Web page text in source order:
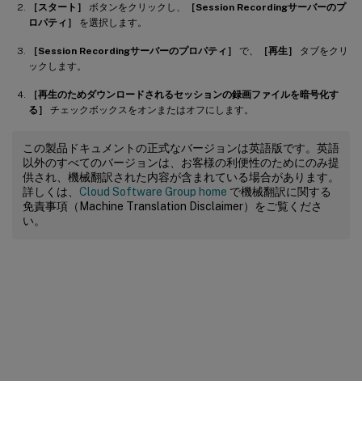
［スタート］ ボタンをクリックし、
［Session Recordingサーバーのプ
ロパティ］
を選択します。
［Session Recordingサーバーのプロパティ］ で、 ［再生］
タブをクリ
ックします。
［再生のためダウンロードされるセッションの録画ファイルを暗号化す
る］
チェックボックスをオンまたはオフにします。
この製品ドキュメントの正式なバージョンは英語版です。英語
以外のすべてのバージョンは、お客様の利便性のためにのみ提
供され、機械翻訳された内容が含まれている場合があります。
詳しくは、 Cloud Software Group home で機械翻訳に関する
免責事項（Machine Translation Disclaimer）をご覧くださ
い。